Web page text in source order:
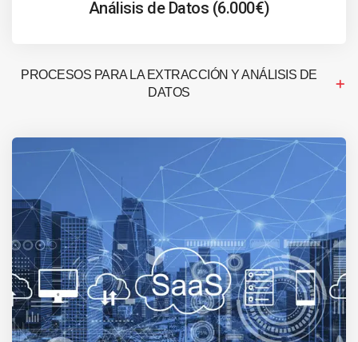
Análisis de Datos (6.000€)
PROCESOS PARA LA EXTRACCIÓN Y ANÁLISIS DE
DATOS